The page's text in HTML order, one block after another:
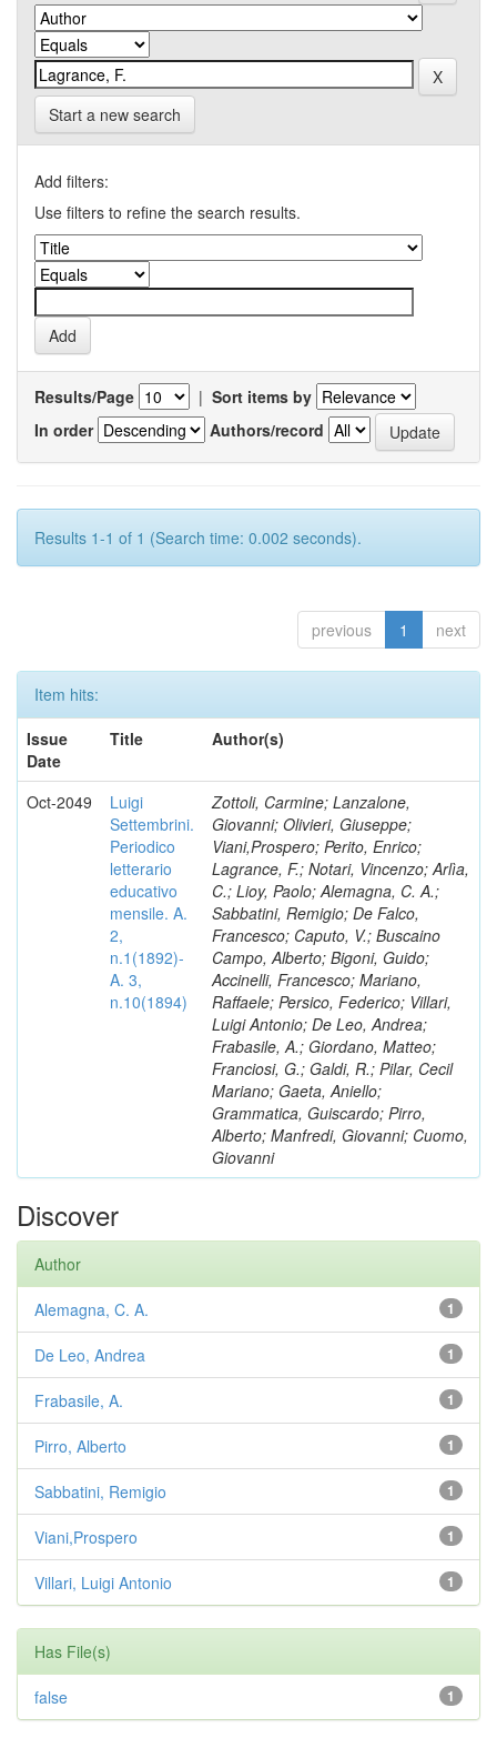
Start a new search
Add filters:
Use filters to refine the search results.
Results/Page | Sort items by
In order
Authors/record
Results 1-1 of 1 (Search time: 0.002 seconds).
previous 1 next
Item hits:
Issue
Date
Title Author(s)
Oct-2049
Luigi
Settembrini.
Periodico
letterario
educativo
mensile. A.
2,
n.1(1892)-
A. 3,
n.10(1894)
Zottoli, Carmine; Lanzalone,
Giovanni; Olivieri, Giuseppe;
Viani,Prospero; Perito, Enrico;
Lagrance, F.; Notari, Vincenzo; Arlìa,
C.; Lioy, Paolo; Alemagna, C. A.;
Sabbatini, Remigio; De Falco,
Francesco; Caputo, V.; Buscaino
Campo, Alberto; Bigoni, Guido;
Accinelli, Francesco; Mariano,
Raffaele; Persico, Federico; Villari,
Luigi Antonio; De Leo, Andrea;
Frabasile, A.; Giordano, Matteo;
Franciosi, G.; Galdi, R.; Pilar, Cecil
Mariano; Gaeta, Aniello;
Grammatica, Guiscardo; Pirro,
Alberto; Manfredi, Giovanni; Cuomo,
Giovanni
Discover
Author
1
Alemagna, C. A.
1
De Leo, Andrea
1
Frabasile, A.
1
Pirro, Alberto
1
Sabbatini, Remigio
1
Viani,Prospero
1
Villari, Luigi Antonio
Has File(s)
1
false